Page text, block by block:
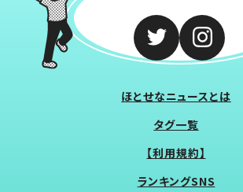
ほとせなニュースとは
タグ一覧
【利用規約】
ランキングSNS